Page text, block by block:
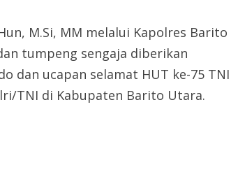
M.Si, MM melalui Kapolres Barito
tumpeng sengaja diberikan
dan ucapan selamat HUT ke-75 TNI
TNI di Kabupaten Barito Utara.